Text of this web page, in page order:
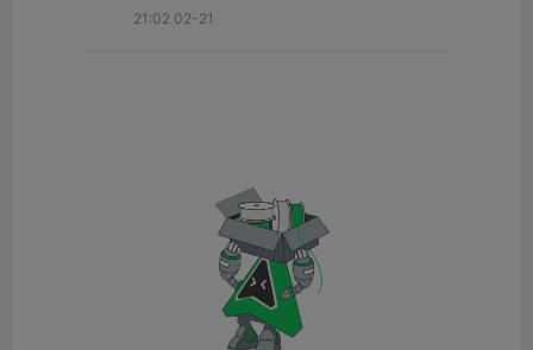
21:02 02-21